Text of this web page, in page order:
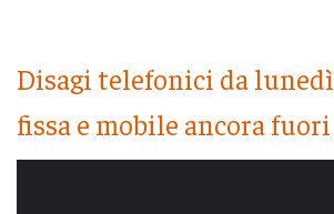
Disagi telefonici da
fissa e mobile ancora